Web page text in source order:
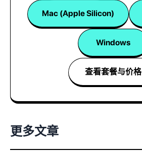
Mac (Apple Silicon)
Windows
查看套餐与价格
更多文章